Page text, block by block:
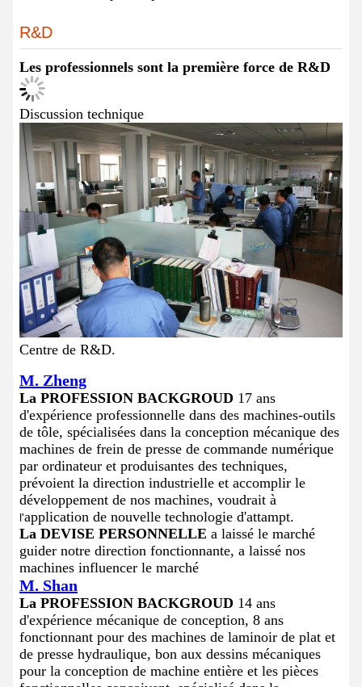
R&D
Les professionnels sont la première force de R&D
Discussion technique
Centre de R&D.
M. Zheng
La PROFESSION BACKGROUD 17 ans
d'expérience professionnelle dans des machines-outils
de tôle, spécialisées dans la conception mécanique des
machines de frein de presse de commande numérique
par ordinateur et produisantes des techniques,
prévoient la direction industrielle et accomplir le
développement de nos machines, voudrait à
l'application de nouvelle technologie d'attampt.
La DEVISE PERSONNELLE a laissé le marché
guider notre direction fonctionnante, a laissé nos
machines influencer le marché
M. Shan
La PROFESSION BACKGROUD 14 ans
d'expérience mécanique de conception, 8 ans
fonctionnant pour des machines de laminoir de plat et
de presse hydraulique, bon aux dessins mécaniques
pour la conception de machine entière et les pièces